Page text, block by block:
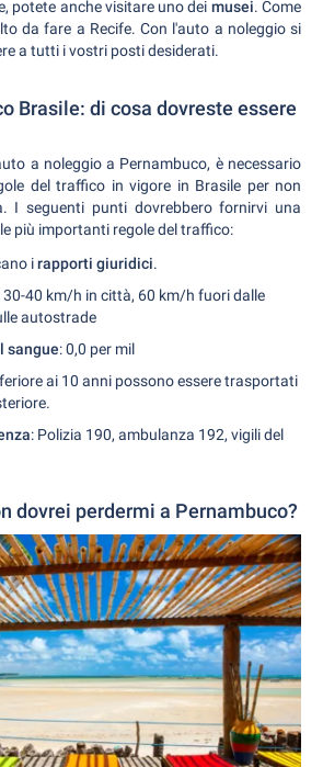
potete anche visitare uno dei musei. Come
da fare a Recife. Con l'auto a noleggio si
a tutti i vostri posti desiderati.
Brasile: di cosa dovreste essere
a noleggio a Pernambuco, è necessario
del traffico in vigore in Brasile per non
I seguenti punti dovrebbero fornirvi una
più importanti regole del traffico:
irapporti giuridici.
30-40 km/h in città, 60 km/h fuori dalle
autostrade
sangue: 0,0 per mil
ai 10 anni possono essere trasportati
: Polizia 190, ambulanza 192, vigili del
dovrei perdermi a Pernambuco?